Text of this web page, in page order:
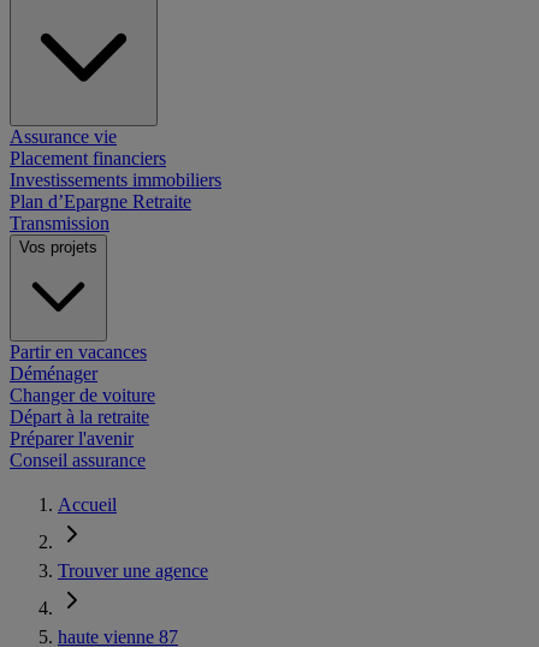
Assurance vie
Placement financiers
Investissements immobiliers
Plan d’Epargne Retraite
Transmission
Vos projets
Partir en vacances
Déménager
Changer de voiture
Départ à la retraite
Préparer l'avenir
Conseil assurance
Accueil
Trouver une agence
haute vienne 87